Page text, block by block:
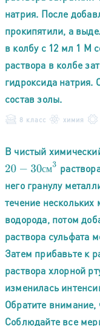
натрия. После
прокипятили, а
в колбу с 12 мл 1 М
раствора в колбе
гидроксида натрия.
состав золы.
8 класс химия
В чистый
см
20− 30 см3
него гранулу
течение
водорода, потом
раствора сульфата
Затем прибавьте к
раствора хлорной
изменилась
Обратите внимание,
Соблюдайте все